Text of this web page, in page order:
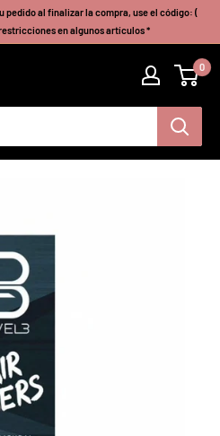
pedido al finalizar la compra, use el código: (
en algunos artículos *
0